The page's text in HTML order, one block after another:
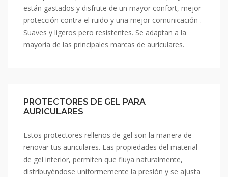
están gastados y disfrute de un mayor confort, mejor
protección contra el ruido y una mejor comunicación .
Suaves y ligeros pero resistentes. Se adaptan a la
mayoría de las principales marcas de auriculares.
PROTECTORES DE GEL PARA
AURICULARES
Estos protectores rellenos de gel son la manera de
renovar tus auriculares. Las propiedades del material
de gel interior, permiten que fluya naturalmente,
distribuyéndose uniformemente la presión y se ajusta